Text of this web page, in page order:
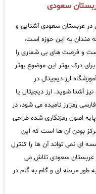
سعودی
در عربستان سعودی آشنایی و
مندان به این حوزه است،
است و فرصت های بی شماری را
درک بهتر این موضوع بهتر
ارز دیجیتال در
نیز آشنا شوید. ارز دیجیتال یا
رمزارز نامیده می شود، در
اصول رمزنگاری شده طراحی
بودن آن ها است که این
ای نمی تواند آن ها را کنترل
عربستان سعودی تلاش می
طور مرحله ای و گام به گام در